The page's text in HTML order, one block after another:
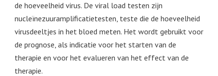
de hoeveelheid virus. De viral load testen zijn
nucleïnezuuramplificatietesten, teste die de hoeveelheid
virusdeeltjes in het bloed meten. Het wordt gebruikt voor
de prognose, als indicatie voor het starten van de
therapie en voor het evalueren van het effect van de
therapie.